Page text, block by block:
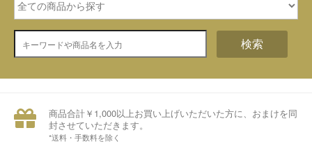
検索
商品合計￥1,000以上お買い上げいただいた方に、おまけを同
封させていただきます。
*送料・手数料を除く